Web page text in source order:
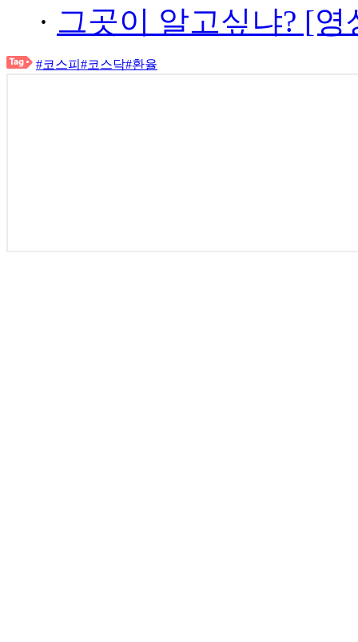
· 그곳이 알고싶냐? [
#코스피 #코스닥#환율